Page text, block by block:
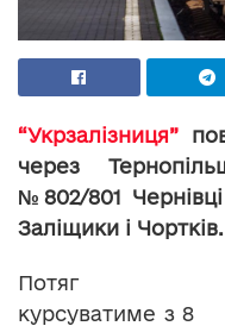
“Укрзалізниця”
через
№802/801
Заліщики і Чортків.
Потяг
курсуватиме з 8